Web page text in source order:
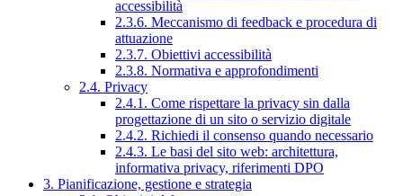
accessibilità
2.3.6. Meccanismo di feedback e procedura di
attuazione
2.3.7. Obiettivi accessibilità
2.3.8. Normativa e approfondimenti
2.4. Privacy
2.4.1. Come rispettare la privacy sin dalla
progettazione di un sito o servizio digitale
2.4.2. Richiedi il consenso quando necessario
2.4.3. Le basi del sito web: architettura,
informativa privacy, riferimenti DPO
3. Pianificazione, gestione e strategia